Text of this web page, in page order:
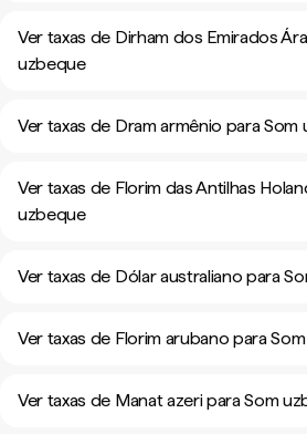
Ver taxas de Dirham dos Emirados
uzbeque
Ver taxas de Dram armênio para Som
Ver taxas de Florim das Antilhas
uzbeque
Ver taxas de Dólar australiano para
Ver taxas de Florim arubano para
Ver taxas de Manat azeri para Som